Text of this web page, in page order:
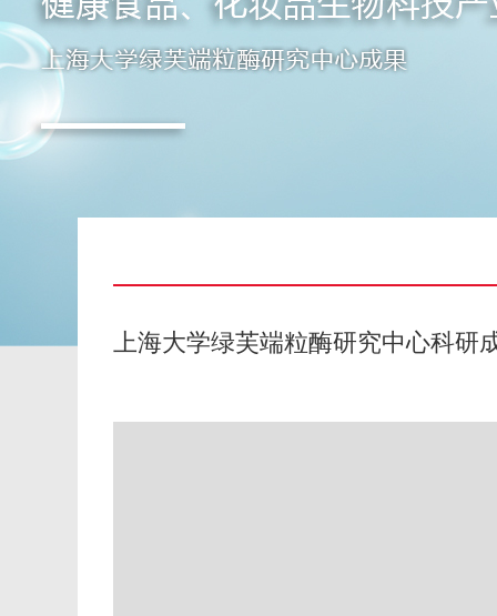
上海大学绿芙端粒酶研究中心科研